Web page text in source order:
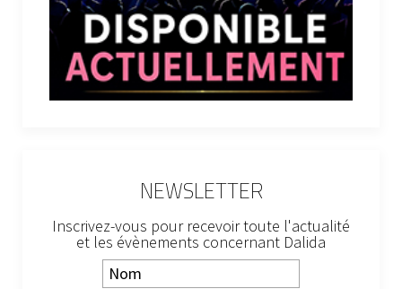
NEWSLETTER
Inscrivez-vous pour recevoir toute l'actualité
et les évènements concernant Dalida